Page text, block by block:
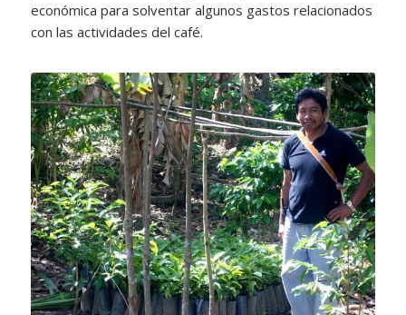
económica para solventar algunos gastos relacionados
con las actividades del café.